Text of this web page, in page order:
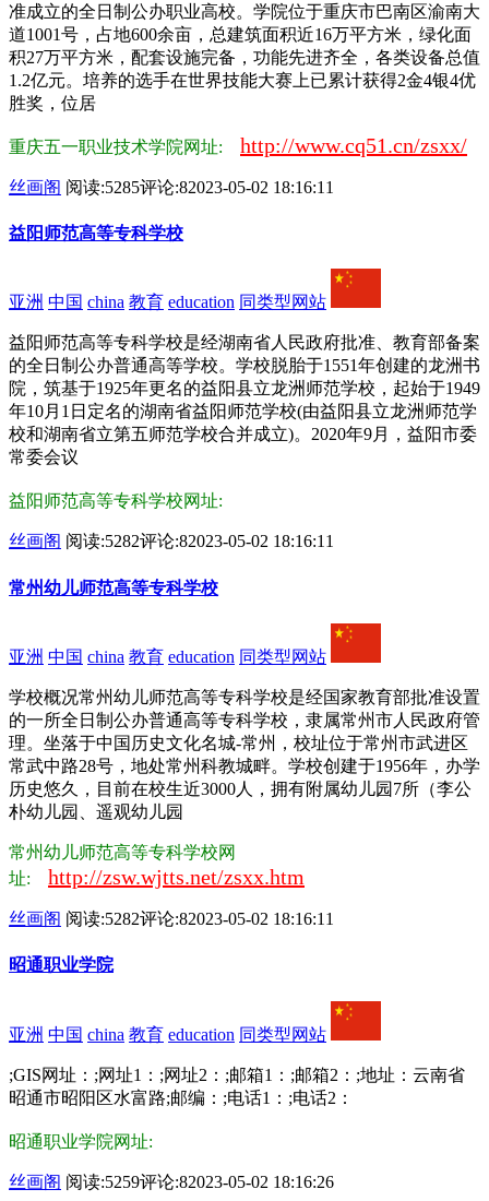
准成立的全日制公办职业高校。学院位于重庆市巴南区渝南大
道1001号，占地600余亩，总建筑面积近16万平方米，绿化面
积27万平方米，配套设施完备，功能先进齐全，各类设备总值
1.2亿元。培养的选手在世界技能大赛上已累计获得2金4银4优
胜奖，位居
重庆五一职业技术学院网址: http://www.cq51.cn/zsxx/
丝画阁 阅读:5285评论:82023-05-02 18:16:11
益阳师范高等专科学校
亚洲 中国 china 教育 education 同类型网站
益阳师范高等专科学校是经湖南省人民政府批准、教育部备案
的全日制公办普通高等学校。学校脱胎于1551年创建的龙洲书
院，筑基于1925年更名的益阳县立龙洲师范学校，起始于1949
年10月1日定名的湖南省益阳师范学校(由益阳县立龙洲师范学
校和湖南省立第五师范学校合并成立)。2020年9月，益阳市委
常委会议
益阳师范高等专科学校网址:
丝画阁 阅读:5282评论:82023-05-02 18:16:11
常州幼儿师范高等专科学校
亚洲 中国 china 教育 education 同类型网站
学校概况常州幼儿师范高等专科学校是经国家教育部批准设置
的一所全日制公办普通高等专科学校，隶属常州市人民政府管
理。坐落于中国历史文化名城-常州，校址位于常州市武进区
常武中路28号，地处常州科教城畔。学校创建于1956年，办学
历史悠久，目前在校生近3000人，拥有附属幼儿园7所（李公
朴幼儿园、遥观幼儿园
常州幼儿师范高等专科学校网
址: http://zsw.wjtts.net/zsxx.htm
丝画阁 阅读:5282评论:82023-05-02 18:16:11
昭通职业学院
亚洲 中国 china 教育 education 同类型网站
;GIS网址：;网址1：;网址2：;邮箱1：;邮箱2：;地址：云南省
昭通市昭阳区水富路;邮编：;电话1：;电话2：
昭通职业学院网址:
丝画阁 阅读:5259评论:82023-05-02 18:16:26